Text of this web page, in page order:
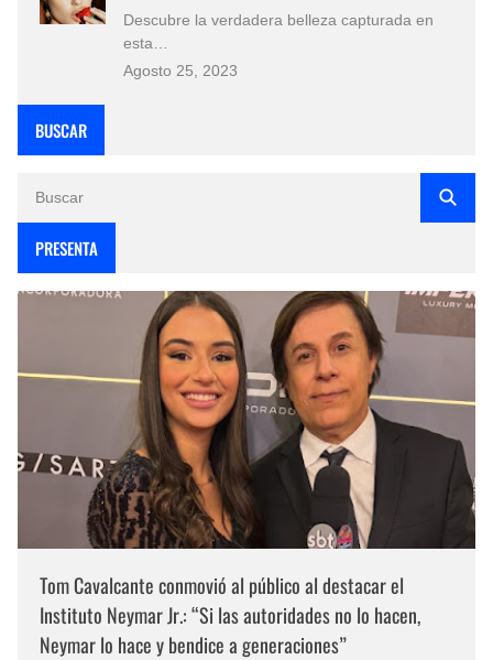
Descubre la verdadera belleza capturada en
esta…
Agosto 25, 2023
BUSCAR
PRESENTA
Tom Cavalcante conmovió al público al destacar el
Instituto Neymar Jr.: “Si las autoridades no lo hacen,
Neymar lo hace y bendice a generaciones”